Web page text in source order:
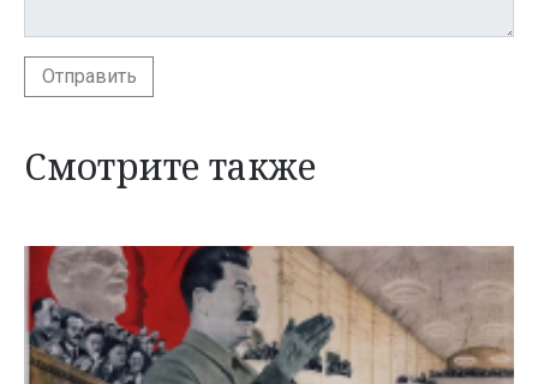
Отправить
Смотрите также